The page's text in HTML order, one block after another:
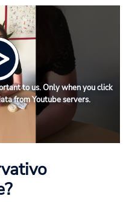
to us. Only when you click
from Youtube servers.